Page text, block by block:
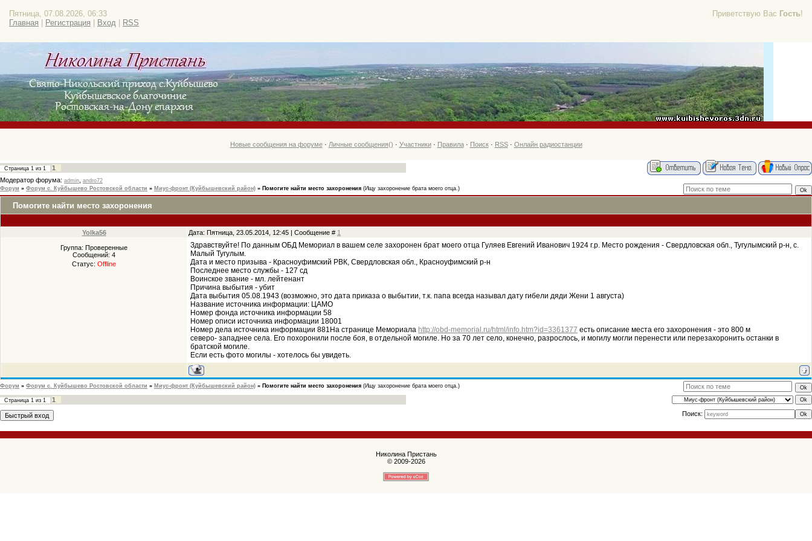
Приветствую Вас Гость!
Пятница, 07.08.2026, 06:33
Главная
Регистрация Вход RSS
Новые сообщения на форуме· Личные сообщения() · Участники· Правила· Поиск· RSS· Онлайн радиостанции
Страница 1 из 1
1
Модератор форума: admin andro72
Форум » Форум с. Куйбышево Ростовской области » Миус-фронт (Куйбышевский район) » Помогите найти место захоронения (Ищу захоронение брата моего отца.)
Помогите найти место захоронения
Yolka56 Дата: Пятница, 23.05.2014, 12:45 | Сообщение # 1
Группа: Проверенные
Сообщений: 4
Статус: Offline
Здравствуйте! По данным ОБД Мемориал в вашем селе захоронен брат моего отца Гуляев Евгений Иванович 1924 г.р. Место рождения - Свердловская обл., Тугулымский р-н, с.
Малый Тугулым.
Дата и место призыва - Красноуфимский РВК, Свердловская обл., Красноуфимский р-н
Последнее место службы - 127 сд
Воинское звание - мл. лейтенант
Причина выбытия - убит
Дата выбытия 05.08.1943 (возможно, это дата приказа о выбытии, т.к. папа всегда называл дату гибели дяди Жени 1 августа)
Название источника информации: ЦАМО
Номер фонда источника информации 58
Номер описи источника информации 18001
Номер дела источника информации 881На странице Мемориала http://obd-memorial.ru/html/info.htm?id=3361377 есть описание места его захоронения - это 800 м
северо- западнее села. Его похоронили после боя, в отдельной могиле. Но за 70 лет село, конечно, разрослось, и могилу могли перенести или перезахоронить останки в
братской могиле.
Если есть фото могилы - хотелось бы увидеть.
Форум » Форум с. Куйбышево Ростовской области » Миус-фронт (Куйбышевский район) » Помогите найти место захоронения (Ищу захоронение брата моего отца.)
Страница 1 из 1
1
Поиск:
Николина Пристань
© 2009-2026